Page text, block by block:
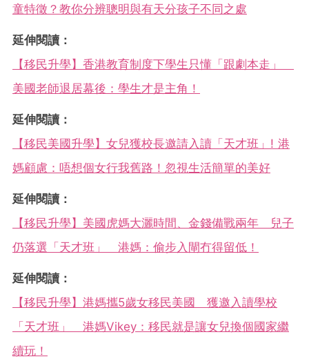
童特徵？教你分辨聰明與有天分孩子不同之處
延伸閱讀：
【移民升學】香港教育制度下學生只懂「跟劇本走」
美國老師退居幕後：學生才是主角！
延伸閱讀：
【移民美國升學】女兒獲校長邀請入讀「天才班」! 港
媽顧慮：唔想個女行我舊路！忽視生活簡單的美好
延伸閱讀：
【移民升學】美國虎媽大灑時間、金錢備戰兩年 兒子
仍落選「天才班」 港媽：偷步入閘冇得留低！
延伸閱讀：
【移民升學】港媽攜5歲女移民美國 獲邀入讀學校
「天才班」 港媽Vikey：移民就是讓女兒換個國家繼
續玩！